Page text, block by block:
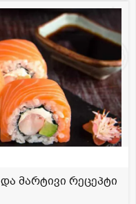
მარტივი რეცეპტი